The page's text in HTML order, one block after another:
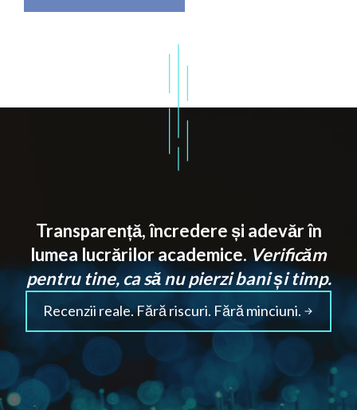
Transparență, încredere și adevăr în
lumea lucrărilor academice. Verificăm
pentru tine, ca să nu pierzi bani și timp.
Recenzii reale. Fără riscuri. Fără minciuni.